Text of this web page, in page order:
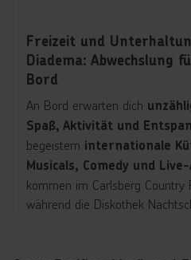
Freizeit und
Diadema: Abwechslung
Bord
An Bord erwarten dich
Spaß, Aktivität und
begeistern internationale
Musicals, Comedy und
kommen im Carlsberg Country
während die Diskothek